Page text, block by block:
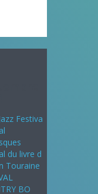
Festiva
du livre d
Touraine
BO